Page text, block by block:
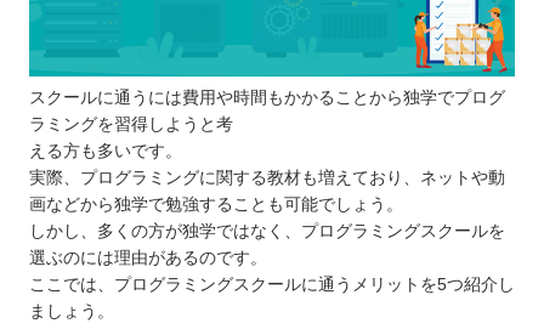
スクールに通うには費用や時間もかかることから独学でプログ
ラミングを習得しようと考
える方も多いです。
実際、プログラミングに関する教材も増えており、ネットや動
画などから独学で勉強することも可能でしょう。
しかし、多くの方が独学ではなく、プログラミングスクールを
選ぶのには理由があるのです。
ここでは、プログラミングスクールに通うメリットを5つ紹介し
ましょう。